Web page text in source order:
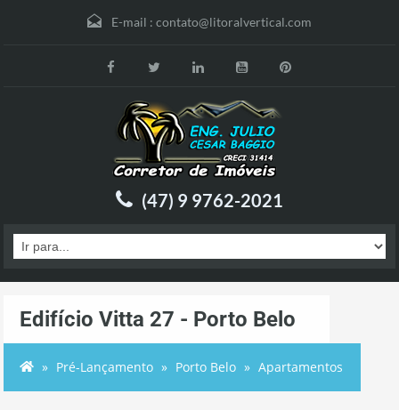
E-mail : contato@litoralvertical.com
(47) 9 9762-2021
Edifício Vitta 27 - Porto Belo
Pré-Lançamento Porto Belo Apartamentos